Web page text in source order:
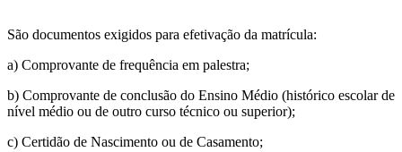
São documentos exigidos para efetivação da matrícula:
a) Comprovante de frequência em palestra;
b) Comprovante de conclusão do Ensino Médio (histórico escolar de
nível médio ou de outro curso técnico ou superior);
c) Certidão de Nascimento ou de Casamento;